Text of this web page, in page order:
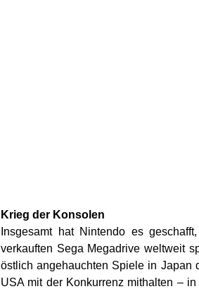
Krieg der Konsolen
Insgesamt hat Nintendo es
verkauften Sega Megadrive weltweit
östlich angehauchten Spiele in Japan
USA mit der Konkurrenz mithalten –